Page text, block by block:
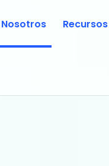
Nosotros Recursos